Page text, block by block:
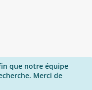
que notre équipe
Merci de